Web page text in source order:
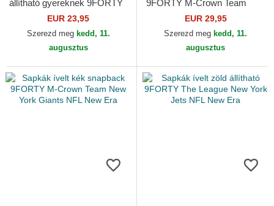
állítható gyereknek 9FORTY
The League Seattle
Seahawks NFL New Era
EUR 23,95
Szerezd meg kedd, 11.
augusztus
9FORTY M-Crown Team
Philadelphia Eagles NFL New
EUR 29,95
Szerezd meg kedd, 11.
augusztus